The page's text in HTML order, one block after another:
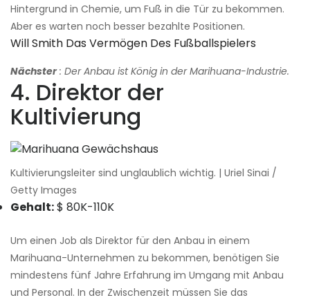
Hintergrund in Chemie, um Fuß in die Tür zu bekommen.
Aber es warten noch besser bezahlte Positionen.
Will Smith Das Vermögen Des Fußballspielers
Nächster : Der Anbau ist König in der Marihuana-Industrie.
4. Direktor der
Kultivierung
Kultivierungsleiter sind unglaublich wichtig. | Uriel Sinai /
Getty Images
Gehalt:$ 80K-110K
Um einen Job als Direktor für den Anbau in einem
Marihuana-Unternehmen zu bekommen, benötigen Sie
mindestens fünf Jahre Erfahrung im Umgang mit Anbau
und Personal. In der Zwischenzeit müssen Sie das